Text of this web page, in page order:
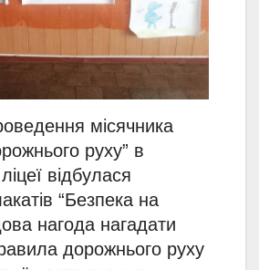
місячника
руху” в
відбулася
“Безпека на
нагода нагадати
дорожнього руху